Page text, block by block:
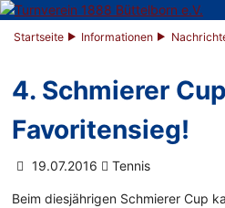
Startseite Informationen
4. Schmierer
Favoritensieg!
19.07.2016 Tennis
Beim diesjährigen Schmierer Cup